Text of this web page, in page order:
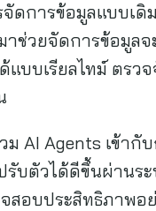
ดการข้อมูลแบบเดิ
าช่วยจัดการข้อมูล
แบบเรียลไทม์ ตร
ม AI Agents เข้า
บตัวได้ดีขึ้นผ่านร
สอบประสิทธิภาพอ